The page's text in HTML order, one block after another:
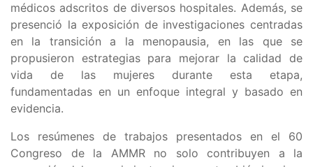
médicos adscritos de diversos hospitales. Además, se
presenció la exposición de investigaciones centradas
en la transición a la menopausia, en las que se
propusieron estrategias para mejorar la calidad de
vida de las mujeres durante esta etapa,
fundamentadas en un enfoque integral y basado en
evidencia.
Los resúmenes de trabajos presentados en el 60
Congreso de la AMMR no solo contribuyen a la